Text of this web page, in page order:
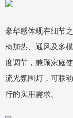
豪华感体现在细节
椅加热、通风及多
度调节，兼顾家庭
流光氛围灯，可联
行的实用需求。